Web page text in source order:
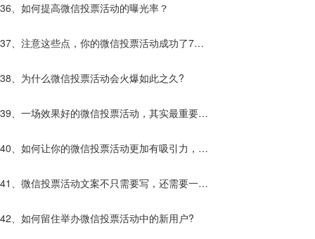
36、如何提高微信投票活动的曝光率？
37、注意这些点，你的微信投票活动成功了7
0%！
38、为什么微信投票活动会火爆如此之久?
39、一场效果好的微信投票活动，其实最重要的
原因的是它。
40、如何让你的微信投票活动更加有吸引力，让
更多的人参加活动！
41、微信投票活动文案不只需要写，还需要一些
助力策列，才能让活动更加完美！
42、如何留住举办微信投票活动中的新用户?